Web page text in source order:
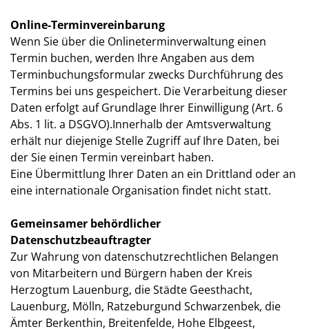
Online-Terminvereinbarung
Wenn Sie über die Onlineterminverwaltung einen
Termin buchen, werden Ihre Angaben aus dem
Terminbuchungsformular zwecks Durchführung des
Termins bei uns gespeichert. Die Verarbeitung dieser
Daten erfolgt auf Grundlage Ihrer Einwilligung (Art. 6
Abs. 1 lit. a DSGVO).Innerhalb der Amtsverwaltung
erhält nur diejenige Stelle Zugriff auf Ihre Daten, bei
der Sie einen Termin vereinbart haben.
Eine Übermittlung Ihrer Daten an ein Drittland oder an
eine internationale Organisation findet nicht statt.
Gemeinsamer behördlicher
Datenschutzbeauftragter
Zur Wahrung von datenschutzrechtlichen Belangen
von Mitarbeitern und Bürgern haben der Kreis
Herzogtum Lauenburg, die Städte Geesthacht,
Lauenburg, Mölln, Ratzeburgund Schwarzenbek, die
Ämter Berkenthin, Breitenfelde, Hohe Elbgeest,